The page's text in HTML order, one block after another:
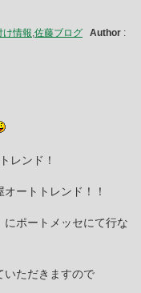
け情報,佐藤ブログ Author :
レンド！
ートトレンド！！
にポートメッセにて行な
いただきますので